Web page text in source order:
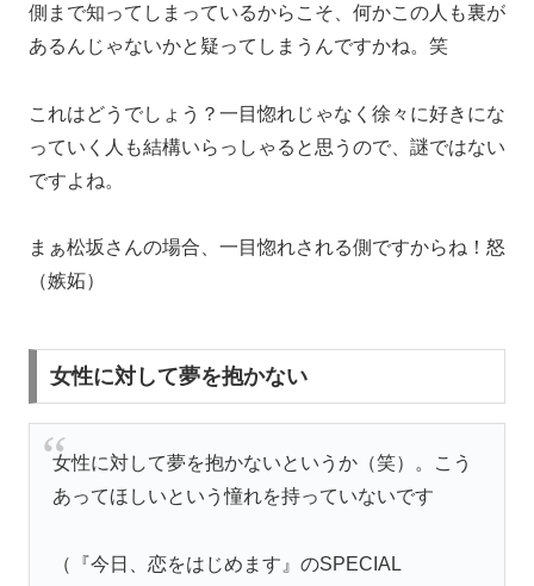
側まで知ってしまっているからこそ、何かこの人も裏が
あるんじゃないかと疑ってしまうんですかね。笑
これはどうでしょう？一目惚れじゃなく徐々に好きにな
っていく人も結構いらっしゃると思うので、謎ではない
ですよね。
まぁ松坂さんの場合、一目惚れされる側ですからね！怒
（嫉妬）
女性に対して夢を抱かない
女性に対して夢を抱かないというか（笑）。こう
あってほしいという憧れを持っていないです
（『今日、恋をはじめます』のSPECIAL